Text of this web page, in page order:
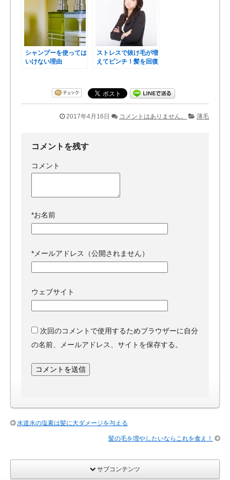
シャンプーを使っては
いけない理由
ストレスで抜け毛が増
えてピンチ！髪を回復
2017年4月16日 コメントはありません。 薄毛
コメントを残す
コメント
*お名前
*メールアドレス（公開されません）
ウェブサイト
次回のコメントで使用するためブラウザーに自分
の名前、メールアドレス、サイトを保存する。
水道水の塩素は髪に大ダメージを与える
髪の毛を増やしたいならこれを食え！
サブコンテンツ